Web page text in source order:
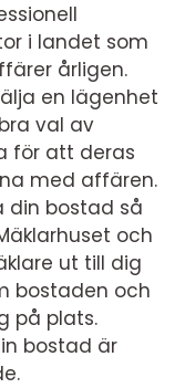
i landet som
årligen.
en lägenhet
val av
för att deras
med affären.
din bostad så
och
ut till dig
bostaden och
på plats.
bostad är